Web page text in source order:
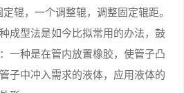
辊，一个调整辊，调整固定辊距。
成型法是如今比拟常用的办法，鼓
一种是在管内放置橡胶，使管子凸
子中冲入需求的液体，应用液体的